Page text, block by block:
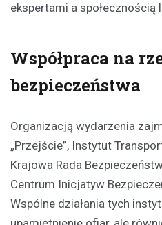
ekspertami a społecznością
Współpraca na
bezpieczeństwa
Organizacją wydarzenia
„Przejście”, Instytut
Krajowa Rada
Centrum Inicjatyw
Wspólne działania tych